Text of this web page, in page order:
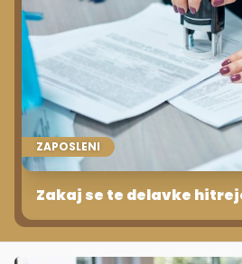
ZAPOSLENI
Zakaj se te delavke